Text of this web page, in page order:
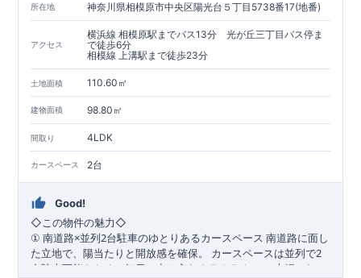
所在地 神奈川県相模原市中央区陽光台５丁目5738番17(地番)
アクセス
横浜線 相模原駅までバス13分 光が丘三丁目バス停ま
で徒歩6分
相模線 上溝駅まで徒歩23分
土地面積 110.60㎡
建物面積 98.80㎡
間取り 4LDK
カースペース 2台
Good!
◇この物件の魅力◇
① 南道路×並列2台駐車のゆとりあるカースペース 南道路に面し
た立地で、陽当たりと開放感を確保。
カースペースは並列で2
台駐車可能なため、毎日の出し入れもラクラク。
ご夫婦それぞ